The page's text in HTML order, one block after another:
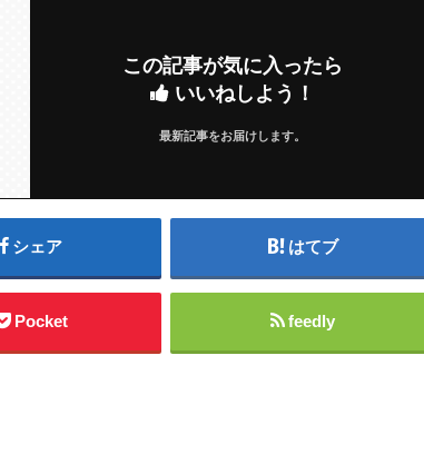
この記事が気に入ったら
いいねしよう！
最新記事をお届けします。
シェア はてブ
Pocket feedly